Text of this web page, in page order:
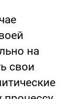
на
свои